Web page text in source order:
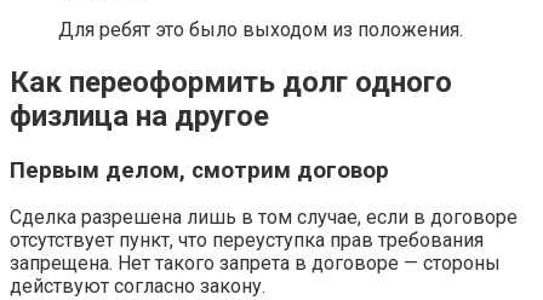
Для ребят это было выходом из положения.
Как переоформить долг одного
физлица на другое
Первым делом, смотрим договор
Сделка разрешена лишь в том случае, если в договоре
отсутствует пункт, что переуступка прав требования
запрещена. Нет такого запрета в договоре — стороны
действуют согласно закону.